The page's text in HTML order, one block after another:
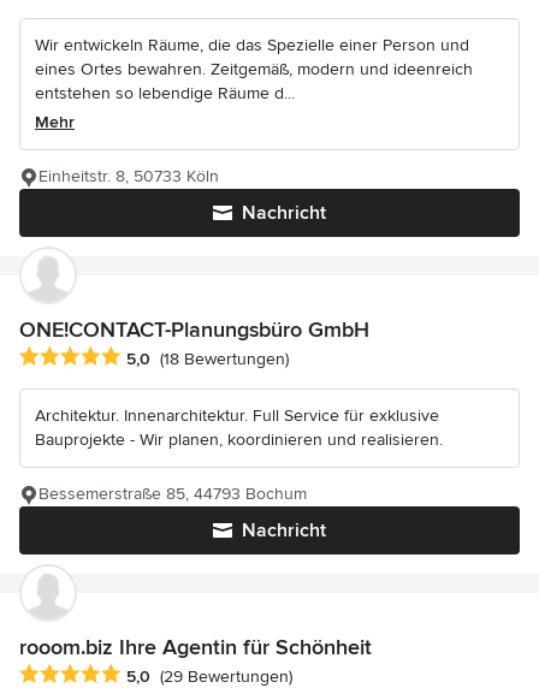
Wir entwickeln Räume, die das Spezielle einer Person und
eines Ortes bewahren. Zeitgemäß, modern und ideenreich
entstehen so lebendige Räume d...
Mehr
Nachricht
Einheitstr. 8, 50733 Köln
ONE!CONTACT-Planungsbüro GmbH
Durchschnittliche Bewertung: 5 von 5 Sternen
5,0 (18 Bewertungen)
Architektur. Innenarchitektur. Full Service für exklusive
Bauprojekte - Wir planen, koordinieren und realisieren.
Nachricht
Bessemerstraße 85, 44793 Bochum
rooom.biz Ihre Agentin für Schönheit
Durchschnittliche Bewertung: 5 von 5 Sternen
5,0 (29 Bewertungen)